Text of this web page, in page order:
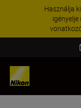
Használja
igényelje